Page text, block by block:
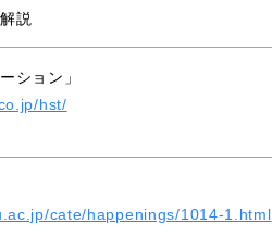
説
ション」
hst/
cate/happenings/1014-1.html